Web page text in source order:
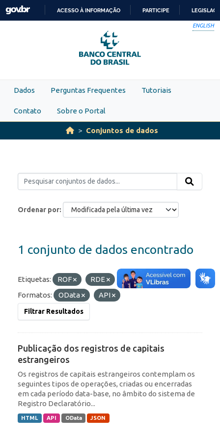
Skip to main content
PARA
O
CONTEÚDO
ACESSO À INFORMAÇÃO PARTICIPE
ENGLISH
Dados Perguntas Frequentes Tutoriais
Contato Sobre o Portal
Conjuntos de dados
Ordenar por
1 conjunto de dados encontrado
Etiquetas: ROF RDE
Portfólio
Formatos:
OData API
Filtrar Resultados
Publicação dos registros de capitais
estrangeiros
Os registros de capitais estrangeiros contemplam os
seguintes tipos de operações, criadas ou encerradas
em cada período data-base, no âmbito do sistema de
Registro Declaratório...
HTML API OData JSON